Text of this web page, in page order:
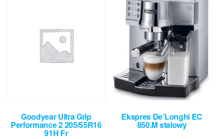
Goodyear Ultra Grip
Performance 2 205/55R16
91H Fr
Ekspres De’Longhi EC
850.M stalowy